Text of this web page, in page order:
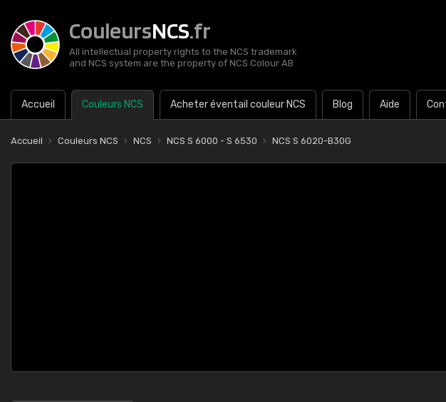
CouleursNCS.fr
All intellectual property rights to the NCS trademark
and NCS system are the property of NCS Colour AB
Accueil Couleurs NCS Acheter éventail couleur NCS Blog Aide
Accueil Couleurs NCS NCS NCS S 6000 - S 6530 NCS S 6020-B30G